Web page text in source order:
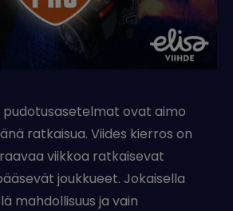
pudotusasetelmat ovat aimo
ratkaisua. Viides kierros on
viikkoa ratkaisevat
joukkueet. Jokaisella
mahdollisuus ja vain